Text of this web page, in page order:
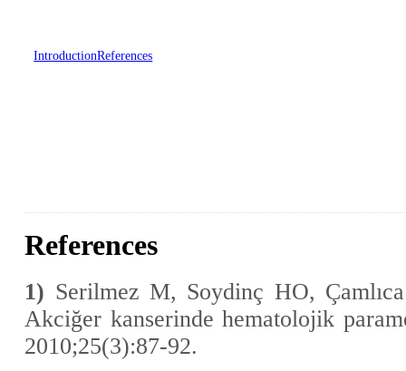
IntroductionReferences
References
1) Serilmez M, Soydinç HO,
Akciğer kanserinde hematolojik
2010;25(3):87-92.